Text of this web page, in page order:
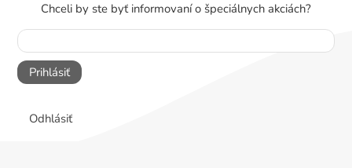
Chceli by ste byť informovaní o špeciálnych akciách?
Prihlásiť
Odhlásiť